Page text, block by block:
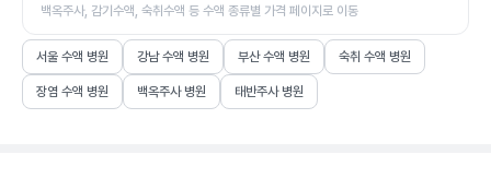
백옥주사, 감기수액, 숙취수액 등 수액 종류별 가격 페이지로 이동
서울 수액 병원 강남 수액 병원 부산 수액 병원 숙취 수액 병원
장염 수액 병원 백옥주사 병원 태반주사 병원